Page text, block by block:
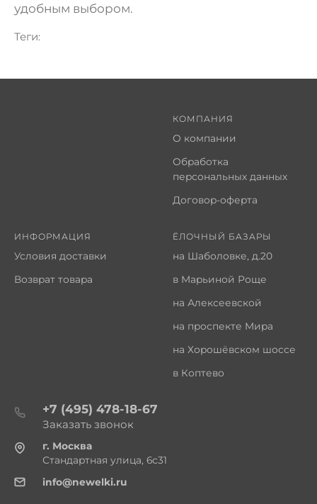
удобным выбором.
Теги:
КОМПАНИЯ
О компании
Обработка
персональных данных
Договор-оферта
ИНФОРМАЦИЯ
Условия доставки
Возврат товара
ЁЛОЧНЫЙ БАЗАРЫ
на Шаболовке, д.20
в Марьиной Роще
на Алексеевской
на проспекте Мира
на Хорошёвском шоссе
в Коптево
+7 (495) 478-18-67
Заказать звонок
г. Москва
Стандартная улица, 6с31
info@newelki.ru